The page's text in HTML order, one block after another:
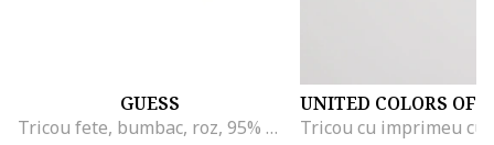
GUESS
Tricou fete, bumbac, roz, 95% bumbac/5% elastan